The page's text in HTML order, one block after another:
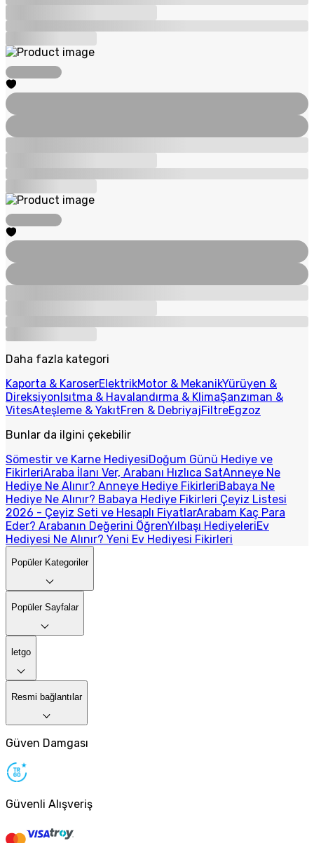
Daha fazla kategori
Kaporta & KaroserElektrikMotor & MekanikYürüyen &
DireksiyonIsıtma & Havalandırma & KlimaŞanzıman &
VitesAteşleme & YakıtFren & DebriyajFiltreEgzoz
Bunlar da ilgini çekebilir
Sömestir ve Karne HediyesiDoğum Günü Hediye ve
FikirleriAraba İlanı Ver, Arabanı Hızlıca SatAnneye Ne
Hediye Ne Alınır? Anneye Hediye FikirleriBabaya Ne
Hediye Ne Alınır? Babaya Hediye Fikirleri Çeyiz Listesi
2026 - Çeyiz Seti ve Hesaplı FiyatlarArabam Kaç Para
Eder? Arabanın Değerini ÖğrenYılbaşı HediyeleriEv
Hediyesi Ne Alınır? Yeni Ev Hediyesi Fikirleri
Popüler Kategoriler
Popüler Sayfalar
letgo
Resmi bağlantılar
Güven Damgası
Güvenli Alışveriş